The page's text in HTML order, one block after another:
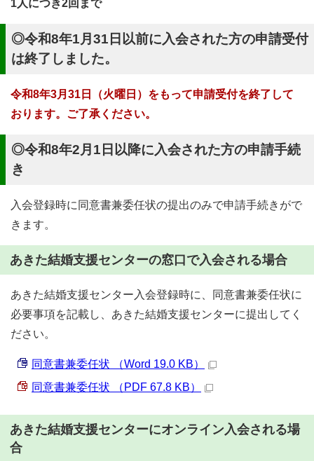
1人につき2回まで
◎令和8年1月31日以前に入会された方の申請受付
は終了しました。
令和8年3月31日（火曜日）をもって申請受付を終了して
おります。ご了承ください。
◎令和8年2月1日以降に入会された方の申請手続
き
入会登録時に同意書兼委任状の提出のみで申請手続きがで
きます。
あきた結婚支援センターの窓口で入会される場合
あきた結婚支援センター入会登録時に、同意書兼委任状に
必要事項を記載し、あきた結婚支援センターに提出してく
ださい。
同意書兼委任状 （Word 19.0 KB）
同意書兼委任状 （PDF 67.8 KB）
あきた結婚支援センターにオンライン入会される場
合